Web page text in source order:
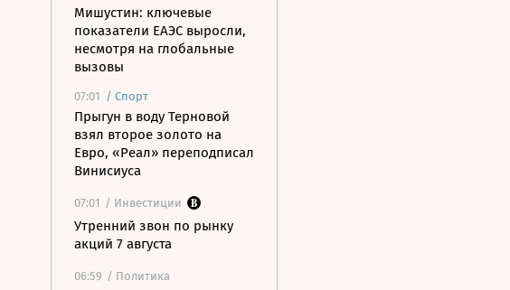
Мишустин: ключевые
показатели ЕАЭС выросли,
несмотря на глобальные
вызовы
07:01 / Спорт
Прыгун в воду Терновой
взял второе золото на
Евро, «Реал» переподписал
Винисиуса
07:01 / Инвестиции
Утренний звон по рынку
акций 7 августа
06:59 / Политика